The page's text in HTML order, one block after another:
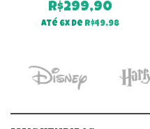
R$299,90
Até 6x de R$49,98